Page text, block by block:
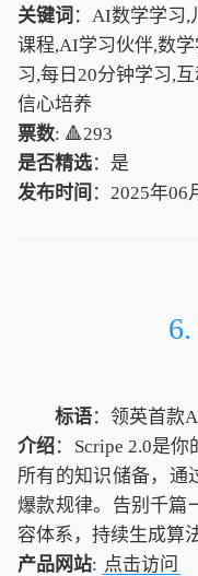
关键词 ：AI数学学习,
课程,AI学习伙伴,数
习,每日20分钟学习,
信心培养
票数: 🔺293
是否精选：是
发布时间 ：2025年06
标语：领英首款
介绍：Scripe 2.0是
所有的知识储备，通
爆款规律。告别千篇
容体系，持续生成算
产品网站: 点击访问